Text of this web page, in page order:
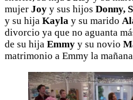
mujer Joy y sus hijos Donny,
y su hija Kayla y su marido
divorcio ya que no aguanta
de su hija Emmy y su novio
matrimonio a Emmy la